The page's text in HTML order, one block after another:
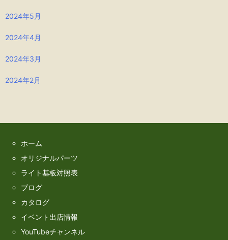
2024年5月
2024年4月
2024年3月
2024年2月
ホーム
オリジナルパーツ
ライト基板対照表
ブログ
カタログ
イベント出店情報
YouTubeチャンネル